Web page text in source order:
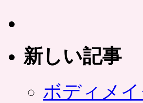
新しい記事
ボディメ